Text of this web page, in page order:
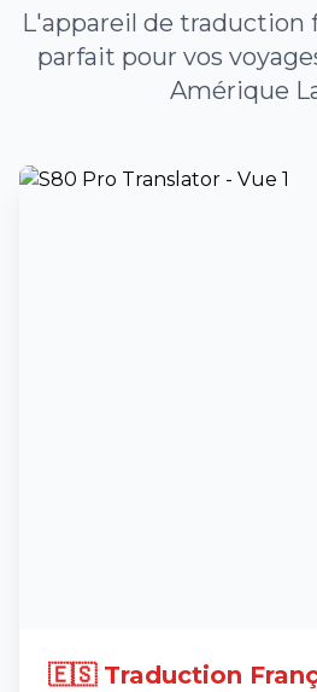
L'appareil de traduction
parfait pour vos
Amérique
🇪🇸 Traduction